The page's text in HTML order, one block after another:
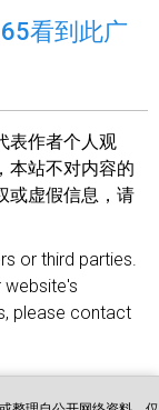
看到此广
表作者个人观
本站不对内容的
或虚假信息，请
or third parties.
website's
please contact